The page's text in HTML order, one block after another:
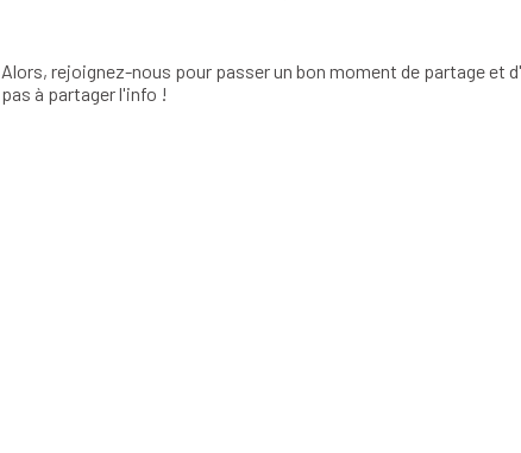
Alors, rejoignez-nous pour passer un bon moment de partage et
pas à partager l'info !